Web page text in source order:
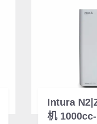
Intura
机